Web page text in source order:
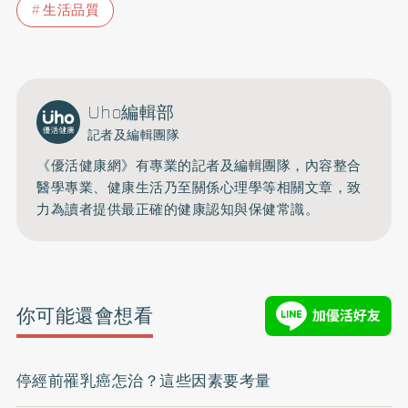
生活品質
Uho編輯部
記者及編輯團隊
《優活健康網》有專業的記者及編輯團隊，內容整合
醫學專業、健康生活乃至關係心理學等相關文章，致
力為讀者提供最正確的健康認知與保健常識。
你可能還會想看
停經前罹乳癌怎治？這些因素要考量